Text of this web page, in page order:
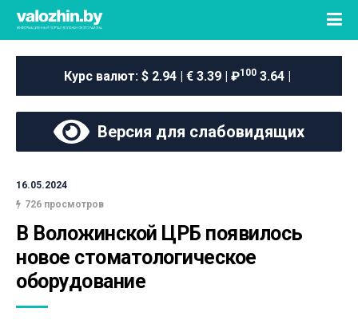
Курс валют: $ 2.94 | € 3.39 | ₽100 3.64 |
Версия для слабовидящих
16.05.2024
726 просмотров
В Воложинской ЦРБ появилось
новое стоматологическое
оборудование